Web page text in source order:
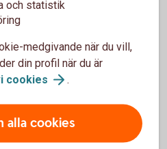
skulden i tid riskerar du en
leda till svårigheter att få
och statistik
medgivande när du vill,
din profil när du är
cookies .
alla cookies